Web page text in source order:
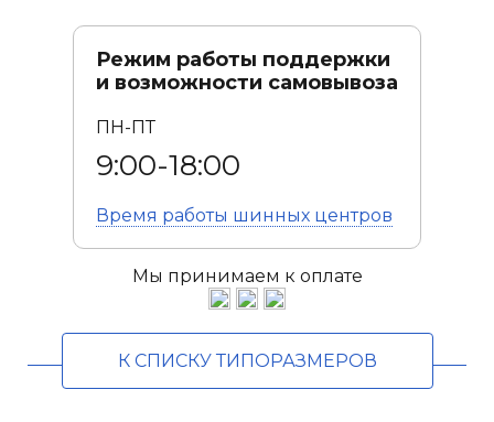
Режим работы поддержки
и возможности самовывоза
ПН-ПТ
9:00-18:00
Время работы шинных центров
Мы принимаем к оплате
К СПИСКУ ТИПОРАЗМЕРОВ